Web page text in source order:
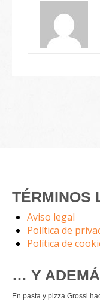
TÉRMINOS
Aviso legal
Política de
Política de
… Y
En pasta y pizza Grossi